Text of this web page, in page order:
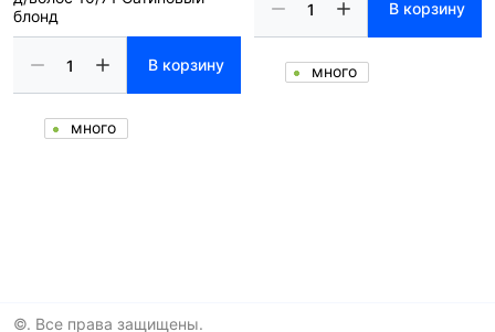
блонд
В корзину
много
В корзину
много
©. Все права защищены.